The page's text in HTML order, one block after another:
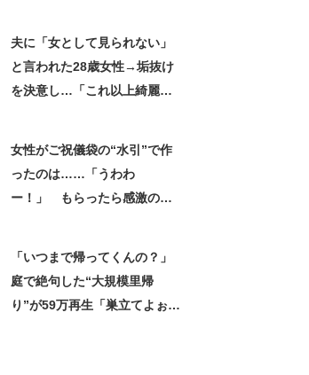
夫に「女として見られない」
と言われた28歳女性→垢抜け
を決意し…「これ以上綺麗に
女性がご祝儀袋の“水引”で作
ったのは……「うわわ
ー！」 もらったら感激のデ
「いつまで帰ってくんの？」
庭で絶句した“大規模里帰
り”が59万再生「巣立てよぉぉ